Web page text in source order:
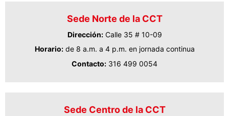
Sede Norte de la CCT
Dirección:Calle 35 # 10-09
Horario:de 8 a.m. a 4 p.m. en jornada continua
Contacto: 316 499 0054
Sede Centro de la CCT